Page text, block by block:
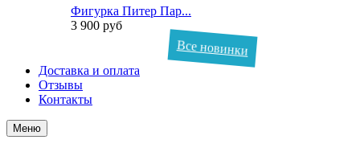
Фигурка Питер Пар...
3 900 руб
Все новинки
Доставка и оплата
Отзывы
Контакты
Меню